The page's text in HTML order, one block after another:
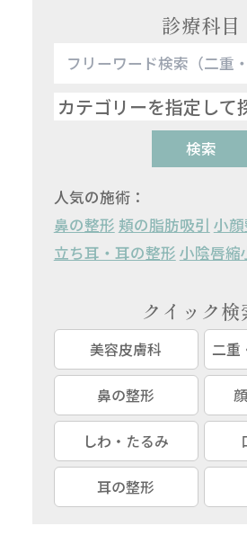
診療科目
検索
人気の施術：
鼻の整形 頬の脂肪吸引 小
立ち耳・耳の整形 小陰唇縮
クイック検
美容皮膚科 二重
鼻の整形
しわ・たるみ
耳の整形